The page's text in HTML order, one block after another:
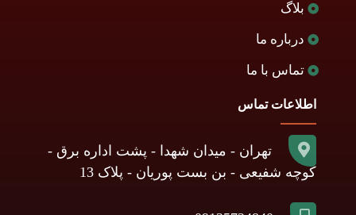
بلاگ
درباره ما
تماس با ما
اطلاعات تماس
تهران - میدان شهدا - پشت اداره برق -
کوچه شفیعی - بن بست پوریان - پلاک 13